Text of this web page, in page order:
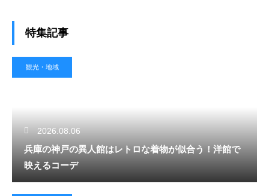
特集記事
観光・地域
2026.08.06
兵庫の神戸の異人館はレトロな着物が似合う！洋館で
映えるコーデ